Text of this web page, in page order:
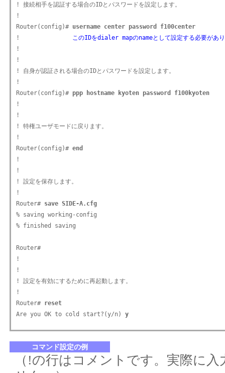
! 接続相手を認証する場合のIDとパスワードを設定します。
!
Router(config)# username center password f100center
! このIDをdialer mapのnameとして設定する必要があ
!
!
! 自身が認証される場合のIDとパスワードを設定します。
!
Router(config)# ppp hostname kyoten password f100kyoten
!
!
! 特権ユーザモードに戻ります。
!
Router(config)# end
!
!
! 設定を保存します。
!
Router# save SIDE-A.cfg
% saving working-config
% finished saving
Router#
!
!
! 設定を有効にするために再起動します。
!
Router# reset
Are you OK to cold start?(y/n) y
コマンド設定の例
（!の行はコメントです。実際に